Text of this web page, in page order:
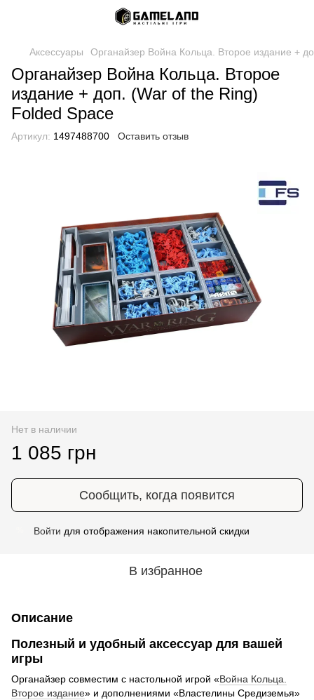
Аксессуары Органайзер Война Кольца. Второе издание +
Органайзер Война Кольца. Второе
издание + доп. (War of the Ring)
Folded Space
Артикул: 1497488700 Оставить отзыв
Нет в наличии
1 085 грн
Сообщить, когда появится
Войти для отображения накопительной скидки
В избранное
Описание
Полезный и удобный аксессуар для вашей
игры
Органайзер совместим с настольной игрой «Война Кольца.
Второе издание» и дополнениями «Властелины Средиземья»